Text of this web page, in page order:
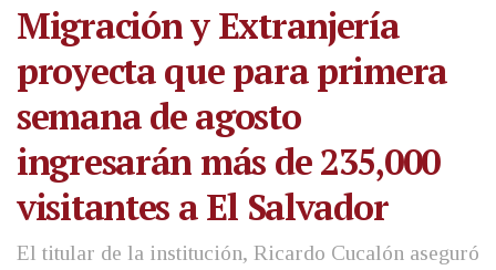
Migración y Extranjería
proyecta que para primera
semana de agosto
ingresarán más de 235,000
visitantes a El Salvador
El titular de la institución, Ricardo Cucalón aseguró